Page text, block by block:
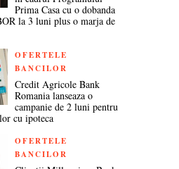
Prima Casa cu o dobanda
la 3 luni plus o marja de
OFERTELE
BANCILOR
Credit Agricole Bank
Romania lanseaza o
campanie de 2 luni pentru
cu ipoteca
OFERTELE
BANCILOR